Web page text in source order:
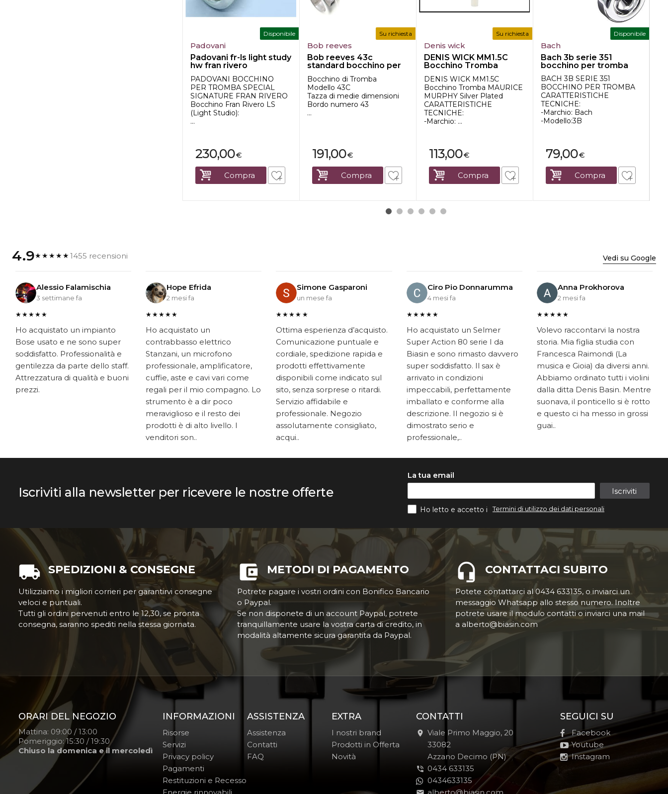
Disponibile
Padovani
Padovani fr-ls light study
hw fran rivero
bocchino...
PADOVANI BOCCHINO
PER TROMBA SPECIAL
SIGNATURE FRAN RIVERO
Bocchino Fran Rivero LS
(Light Studio):
...
€
230,00
Compra
Su richiesta
Bob reeves
Bob reeves 43c
standard bocchino per
Bocchino di Tromba
Modello 43C
Tazza di medie dimensioni
Bordo numero 43
...
€
191,00
Compra
Su richiesta
Denis wick
DENIS WICK MM1.5C
Bocchino Tromba
DENIS WICK MM1.5C
Bocchino Tromba MAURICE
MURPHY Silver Plated
CARATTERISTICHE
TECNICHE:
-Marchio: ...
€
113,00
Compra
Disponibile
Bach
Bach 3b serie 351
bocchino per tromba
BACH 3B SERIE 351
BOCCHINO PER TROMBA
CARATTERISTICHE
TECNICHE:
-Marchio: Bach
-Modello:3B
€
79,00
Compra
4.9★★★★★1455 recensioni Vedi su Google
Alessio Falamischia
3 settimane fa
★★★★★
Ho acquistato un impianto
Bose usato e ne sono super
soddisfatto. Professionalità e
gentilezza da parte dello staff.
Attrezzatura di qualità e buoni
prezzi.
Hope Efrida
2 mesi fa
★★★★★
Ho acquistato un
contrabbasso elettrico
Stanzani, un microfono
professionale, amplificatore,
cuffie, aste e cavi vari come
regali per il mio compagno. Lo
strumento è a dir poco
meraviglioso e il resto dei
prodotti è di alto livello. I
venditori son..
Simone Gasparoni
un mese fa
★★★★★
Ottima esperienza d’acquisto.
Comunicazione puntuale e
cordiale, spedizione rapida e
prodotti effettivamente
disponibili come indicato sul
sito, senza sorprese o ritardi.
Servizio affidabile e
professionale. Negozio
assolutamente consigliato,
acqui..
Ciro Pio Donnarumma
4 mesi fa
★★★★★
Ho acquistato un Selmer
Super Action 80 serie I da
Biasin e sono rimasto davvero
super soddisfatto. Il sax è
arrivato in condizioni
impeccabili, perfettamente
imballato e conforme alla
descrizione. Il negozio si è
dimostrato serio e
professionale,..
Anna Prokhorova
2 mesi fa
★★★★★
Volevo raccontarvi la nostra
storia. Mia figlia studia con
Francesca Raimondi (La
musica e Gioia) da diversi anni.
Abbiamo ordinato tutti i violini
dalla ditta Denis Basin. Mentre
suonava, il ponticello si è rotto
e questo ci ha messo in grossi
guai..
Iscriviti alla newsletter per ricevere le nostre offerte
La tua email
Iscriviti
Ho letto e accetto i Termini di utilizzo dei dati personali
SPEDIZIONI & CONSEGNE
Utilizziamo i migliori corrieri per garantirvi consegne
veloci e puntuali.
Tutti gli ordini pervenuti entro le 12,30, se pronta
consegna, saranno spediti nella stessa giornata.
METODI DI PAGAMENTO
Potrete pagare i vostri ordini con Bonifico Bancario
o Paypal.
Se non disponete di un account Paypal, potrete
tranquillamente usare la vostra carta di credito, in
modalità altamente sicura garantita da Paypal.
CONTATTACI SUBITO
Potete contattarci al 0434 633135, o inviarci un
messaggio Whatsapp allo stesso numero. Inoltre
potrete usare il modulo contatti o inviarci una mail
a alberto@biasin.com
ORARI DEL NEGOZIO
Mattina: 09:00 / 13:00
Pomeriggio: 15:30 / 19:30
Chiuso la domenica e il mercoledì
INFORMAZIONI
Risorse
Servizi
Privacy policy
Pagamenti
Restituzioni e Recesso
ASSISTENZA
Assistenza
Contatti
FAQ
EXTRA
I nostri brand
Prodotti in Offerta
Novità
CONTATTI
Viale Primo Maggio, 20
-
33082
-
Azzano Decimo (PN)
0434 633135
0434633135
SEGUICI SU
Facebook
Youtube
Instagram